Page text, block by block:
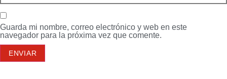
Guarda mi nombre, correo electrónico y web en este
navegador para la próxima vez que comente.